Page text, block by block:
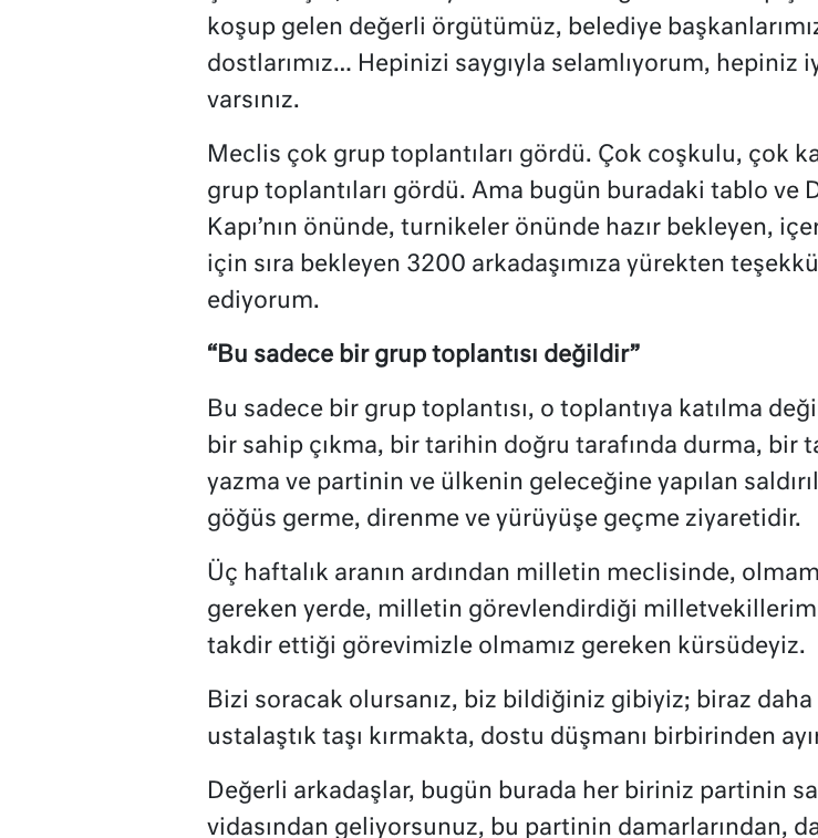
koşup gelen değerli örgütümüz, belediye
dostlarımız… Hepinizi saygıyla selamlıyorum, hepiniz
varsınız.
Meclis çok grup toplantıları gördü. Çok coşkulu, çok
grup toplantıları gördü. Ama bugün buradaki tablo ve
Kapı’nın önünde, turnikeler önünde hazır bekleyen,
için sıra bekleyen 3200 arkadaşımıza yürekten
ediyorum.
“Bu sadece bir grup toplantısı değildir”
Bu sadece bir grup toplantısı, o toplantıya katılma
bir sahip çıkma, bir tarihin doğru tarafında durma, bir
yazma ve partinin ve ülkenin geleceğine yapılan
göğüs germe, direnme ve yürüyüşe geçme ziyaretidir.
Üç haftalık aranın ardından milletin meclisinde,
gereken yerde, milletin görevlendirdiği
takdir ettiği görevimizle olmamız gereken kürsüdeyiz.
Bizi soracak olursanız, biz bildiğiniz gibiyiz; biraz daha
ustalaştık taşı kırmakta, dostu düşmanı birbirinden
Değerli arkadaşlar, bugün burada her biriniz partinin
vidasından geliyorsunuz, bu partinin damarlarından,